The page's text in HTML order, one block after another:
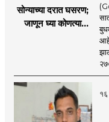
सोन्याच्या दरात घसरण;
जाणून घ्या कोणत्या